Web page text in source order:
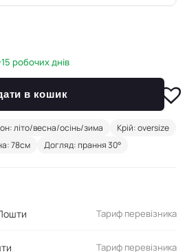
робочих днів
в кошик
літо/весна/осінь/зима
Крій: oversize
78см Догляд: прання 30°
Тариф перевізника
Тариф перевізника